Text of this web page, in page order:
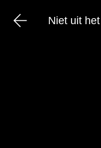
Niet uit